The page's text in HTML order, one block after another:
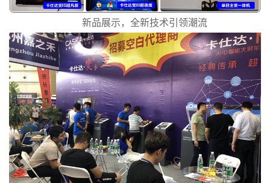
新品展示，全新技术引领潮流